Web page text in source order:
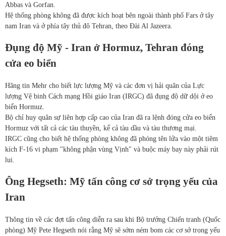
Abbas và Gorfan.
Hệ thống phòng không đã được kích hoạt bên ngoài thành phố Fars ở tây
nam Iran và ở phía tây thủ đô Tehran, theo Đài Al Jazeera.
Đụng độ Mỹ - Iran ở Hormuz, Tehran đóng
cửa eo biển
Hãng tin Mehr cho biết lực lượng Mỹ và các đơn vị hải quân của Lực
lượng Vệ binh Cách mạng Hồi giáo Iran (IRGC) đã đụng độ dữ dội ở eo
biển Hormuz.
Bộ chỉ huy quân sự liên hợp cấp cao của Iran đã ra lệnh đóng cửa eo biển
Hormuz với tất cả các tàu thuyền, kể cả tàu dầu và tàu thương mại.
IRGC cũng cho biết hệ thống phòng không đã phóng tên lửa vào một tiêm
kích F-16 vi phạm "không phận vùng Vịnh" và buộc máy bay này phải rút
lui.
Ông Hegseth: Mỹ tấn công cơ sở trọng yếu của
Iran
Thông tin về các đợt tấn công diễn ra sau khi Bộ trưởng Chiến tranh (Quốc
phòng) Mỹ Pete Hegseth nói rằng Mỹ sẽ sớm ném bom các cơ sở trọng yếu